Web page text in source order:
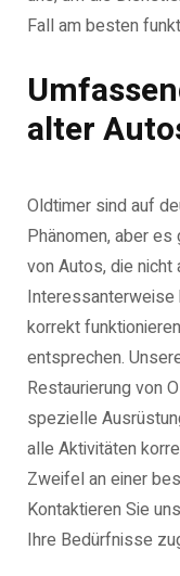
Fall am besten
alter
Oldtimer sind auf
Phänomen, aber
von Autos, die
Interessanterweise
korrekt
entsprechen.
Restaurierung von
spezielle
alle Aktivitäten
Zweifel an einer
Kontaktieren Sie
Ihre Bedürfnisse